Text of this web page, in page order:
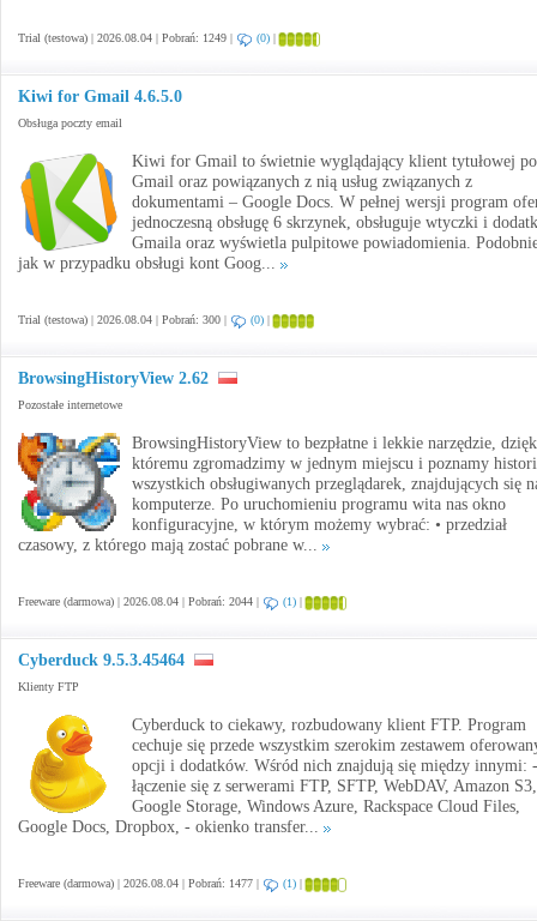
Trial (testowa) | 2026.08.04 | Pobrań: 1249 | (0) |
Kiwi for Gmail 4.6.5.0
Obsługa poczty email
Kiwi for Gmail to świetnie wyglądający klient tytułowej
Gmail oraz powiązanych z nią usług związanych z
dokumentami – Google Docs. W pełnej wersji program
jednoczesną obsługę 6 skrzynek, obsługuje wtyczki i
Gmaila oraz wyświetla pulpitowe powiadomienia.
jak w przypadku obsługi kont Goog...
Trial (testowa) | 2026.08.04 | Pobrań: 300 | (0) |
BrowsingHistoryView 2.62
Pozostałe internetowe
BrowsingHistoryView to bezpłatne i lekkie narzędzie,
któremu zgromadzimy w jednym miejscu i poznamy
wszystkich obsługiwanych przeglądarek, znajdujących się
komputerze. Po uruchomieniu programu wita nas okno
konfiguracyjne, w którym możemy wybrać: • przedział
czasowy, z którego mają zostać pobrane w...
Freeware (darmowa) | 2026.08.04 | Pobrań: 2044 | (1) |
Cyberduck 9.5.3.45464
Klienty FTP
Cyberduck to ciekawy, rozbudowany klient FTP. Program
cechuje się przede wszystkim szerokim zestawem
opcji i dodatków. Wśród nich znajdują się między innymi: -
łączenie się z serwerami FTP, SFTP, WebDAV, Amazon S3,
Google Storage, Windows Azure, Rackspace Cloud Files,
Google Docs, Dropbox, - okienko transfer...
Freeware (darmowa) | 2026.08.04 | Pobrań: 1477 | (1) |